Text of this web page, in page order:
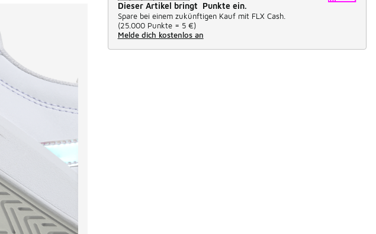
Dieser Artikel bringt Punkte ein.
Spare bei einem zukünftigen Kauf mit FLX Cash.
(25.000 Punkte = 5 €)
Melde dich kostenlos an